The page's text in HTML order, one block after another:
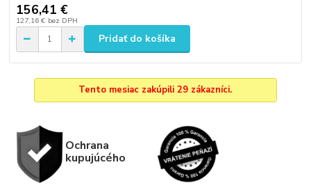
156,41 €
127,16 € bez DPH
Pridať do košíka
Tento mesiac zakúpili 29 zákazníci.
Ochrana
kupujúcého